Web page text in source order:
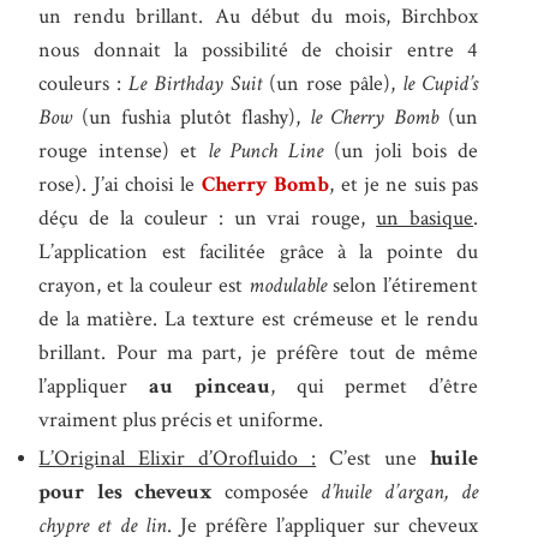
un rendu brillant. Au début du mois, Birchbox
nous donnait la possibilité de choisir entre 4
couleurs :Le Birthday Suit(un rose pâle), le Cupid’s
Bow(un fushia plutôt flashy), le Cherry Bomb(un
rouge intense) et le Punch Line(un joli bois de
rose). J’ai choisi le Cherry Bomb, et je ne suis pas
déçu de la couleur : un vrai rouge,un basique.
L’application est facilitée grâce à la pointe du
crayon, et la couleur est modulableselon l’étirement
de la matière. La texture est crémeuse et le rendu
brillant. Pour ma part, je préfère tout de même
l’appliquerau pinceau, qui permet d’être
vraiment plus précis et uniforme.
L’Original Elixir d’Orofluido : C’est unehuile
pour les cheveux composée d’huile d’argan, de
chypre et de lin. Je préfère l’appliquer sur cheveux